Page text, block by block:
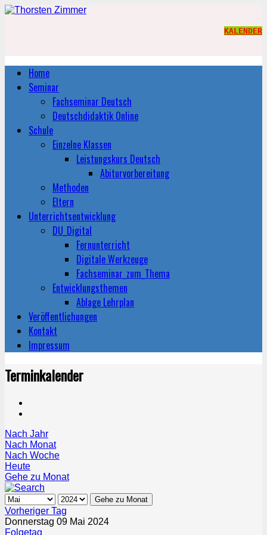
KALENDER
Home
Seminar
Fachseminar Deutsch
Deutschdidaktik Online
Schule
Einzelne Klassen
Leistungskurs Deutsch
Abiturvorbereitung
Methoden
Eltern
Unterrichtsentwicklung
DU_Digital
Fernunterricht
Digitale Werkzeuge
Fachseminar_zum_Thema
Entwicklungsthemen
Ablage Lehrplan
Veröffentlichungen
Kontakt
Impressum
Terminkalender
Nach Jahr
Nach Monat
Nach Woche
Heute
Gehe zu Monat
Gehe zu Monat
Vorheriger Tag
Donnerstag 09 Mai 2024
Folgetag